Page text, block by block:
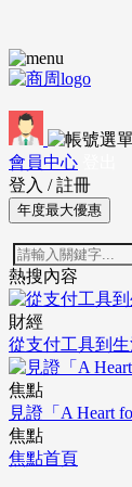
會員中心
登入 / 註冊
年度最大優惠
熱搜內容
財經
從支付工具到
焦點
見證「A Heart
焦點
焦點首頁